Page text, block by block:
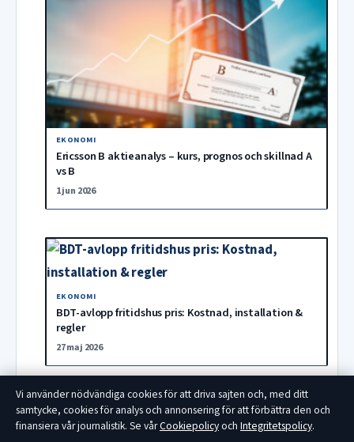
EKONOMI
Ericsson B aktieanalys – kurs, prognos och skillnad A
vs B
1 jun 2026
EKONOMI
BDT-avlopp fritidshus pris: Kostnad, installation &
regler
27 maj 2026
Vi använder nödvändiga cookies för att driva sajten och, med ditt
samtycke, cookies för analys och annonsering för att förbättra den och
finansiera vår journalistik. Se vårCookiepolicyoch Integritetspolicy.